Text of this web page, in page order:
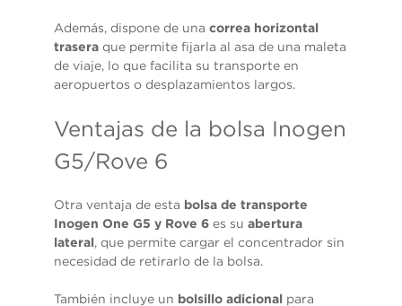
Además, dispone de una correa horizontal
trasera que permite fijarla al asa de una maleta
de viaje, lo que facilita su transporte en
aeropuertos o desplazamientos largos.
Ventajas de la bolsa Inogen
G5/Rove 6
Otra ventaja de esta
bolsa de transporte
Inogen One G5 y Rove 6 es su abertura
lateral , que permite cargar el concentrador sin
necesidad de retirarlo de la bolsa.
También incluye un bolsillo adicional
para